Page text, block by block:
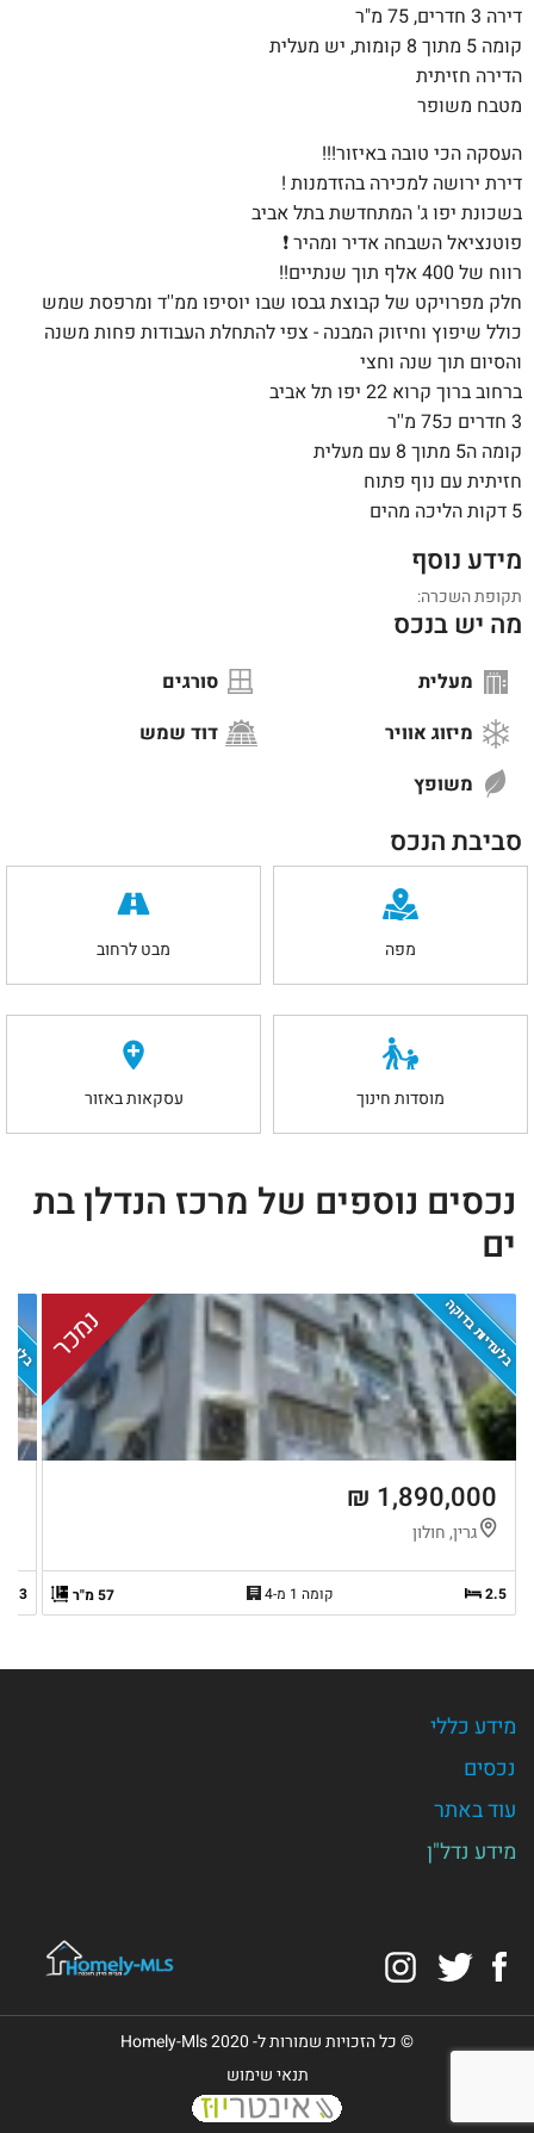
דירה 3 חדרים, 75 מ"ר
קומה 5 מתוך 8 קומות, יש מעלית
הדירה חזיתית
מטבח משופר
העסקה הכי טובה באיזור!!!
דירת ירושה למכירה בהזדמנות !
בשכונת יפו ג' המתחדשת בתל אביב
פוטנציאל השבחה אדיר ומהיר ❗️
רווח של 400 אלף תוך שנתיים!!
חלק מפרויקט של קבוצת גבסו שבו יוסיפו ממ''ד ומרפסת שמש
כולל שיפוץ וחיזוק המבנה - צפי להתחלת העבודות פחות משנה
והסיום תוך שנה וחצי
ברחוב ברוך קרוא 22 יפו תל אביב
3 חדרים כ75 מ''ר
קומה ה5 מתוך 8 עם מעלית
חזיתית עם נוף פתוח
5 דקות הליכה מהים
מידע נוסף
תקופת השכרה:
מה יש בנכס
מעלית
סורגים
מיזוג אוויר
דוד שמש
משופץ
סביבת הנכס
מפה מבט לרחוב
מוסדות חינוך עסקאות באזור
נכסים נוספים של מרכז הנדלן בת
ים
בלעדיות בדוקה נמכר
1,890,000 ₪
גרין, חולון
2.5 קומה 1 מ-4 57 מ"ר 3
מידע כללי
נכסים
עוד באתר
מידע נדל"ן
Facebook
Twitter
© כל הזכויות שמורות ל- Homely-Mls 2020
תנאי שימוש